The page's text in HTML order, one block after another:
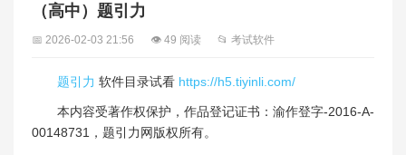
（高中）题引力
📅 2026-02-03 21:56 👁 49 阅读 📂 考试软件
题引力 软件目录试看 https://h5.tiyinli.com/
本内容受著作权保护，作品登记证书：渝作登字-2016-A-
00148731，题引力网版权所有。